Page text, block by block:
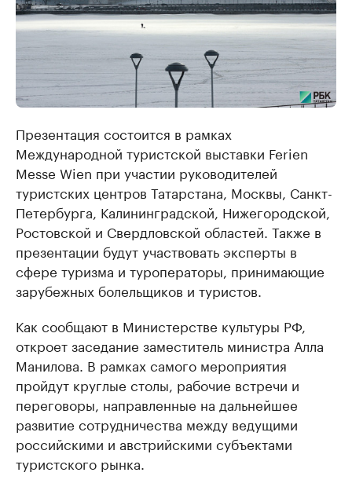
Презентация состоится в рамках
Международной туристской выставки Ferien
Messe Wien при участии руководителей
туристских центров Татарстана, Москвы, Санкт-
Петербурга, Калининградской, Нижегородской,
Ростовской и Свердловской областей. Также в
презентации будут участвовать эксперты в
сфере туризма и туроператоры, принимающие
зарубежных болельщиков и туристов.
Как сообщают в Министерстве культуры РФ,
откроет заседание заместитель министра Алла
Манилова. В рамках самого мероприятия
пройдут круглые столы, рабочие встречи и
переговоры, направленные на дальнейшее
развитие сотрудничества между ведущими
российскими и австрийскими субъектами
туристского рынка.